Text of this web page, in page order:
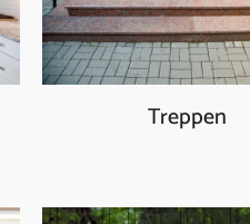
Treppen